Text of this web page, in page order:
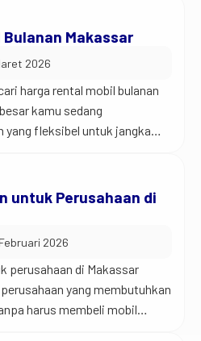
memberikan solusi
Nah, di sinilah banyak orang
mobil Mamajang lepas
solusi […]
Makassar
2026
harga rental mobil bulanan
kamu sedang
yang fleksibel untuk jangka
operasional bisnis,
aktivitas pribadi.
mobilitas tinggi.
satu tempat ke tempat lain
untuk Perusahaan di
2026
perusahaan di Makassar
yang membutuhkan
harus membeli mobil